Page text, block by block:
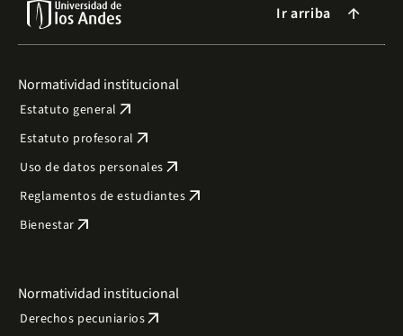
Ir arriba arrow_forward
Normatividad institucional
Estatuto general arrow_outward
Estatuto profesoral arrow_outward
Uso de datos personales arrow_outward
Reglamentos de estudiantes arrow_outward
Bienestar arrow_outward
Normatividad institucional
Derechos pecuniariosarrow_outward